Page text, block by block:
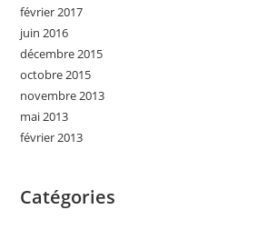
février 2017
juin 2016
décembre 2015
octobre 2015
novembre 2013
mai 2013
février 2013
Catégories